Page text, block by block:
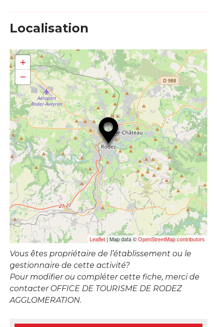
Localisation
+
−
Leaflet | Map data © OpenStreetMap contributors
Vous êtes propriétaire de l’établissement ou le
gestionnaire de cette activité?
Pour modifier ou compléter cette fiche, merci de
contacter OFFICE DE TOURISME DE RODEZ
AGGLOMERATION.